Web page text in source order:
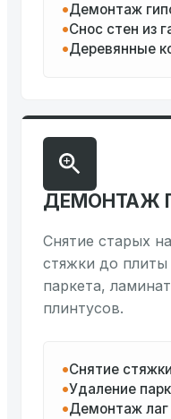
Демонтаж
Снос стен из
Деревянные
ДЕМОНТАЖ
Снятие старых
стяжки до плиты
паркета,
плинтусов.
Снятие стяжки
Удаление
Демонтаж лаг